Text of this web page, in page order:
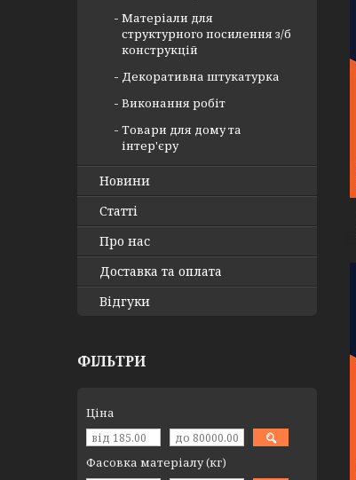
Матеріали для
структурного посилення з/б
конструкцій
Декоративна штукатурка
Виконання робіт
Товари для дому та
інтер'єру
Новини
Статті
Про нас
Доставка та оплата
Відгуки
ФІЛЬТРИ
Ціна
Фасовка матеріалу (кг)